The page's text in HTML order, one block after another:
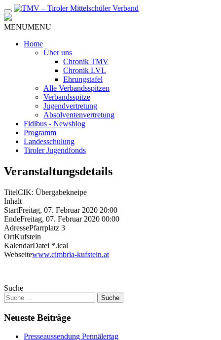
Zum
Inhalt
MENUMENU
Home
Über uns
Chronik TMV
Chronik LVL
Ehrungstafel
Alle Verbandsspitzen
Verbandsspitze
Jugendvertretung
Absolventenvertretung
Fidibus - Newsblog
Programm
Landesschulung
Tiroler Jugendfonds
Veranstaltungsdetails
TitelCIK: Übergabekneipe
Inhalt
StartFreitag, 07. Februar 2020 20:00
EndeFreitag, 07. Februar 2020 00:00
AdressePfarrplatz 3
OrtKufstein
KalendarDatei *.ical
Webseitewww.cimbria-kufstein.at
Suche
Neueste Beiträge
Presseaussendung Pennälertag